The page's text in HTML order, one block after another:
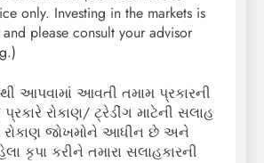
only. Investing in the markets is
please consult your advisor
આપવામાં આવતી તમામ પ્રકારની
પ્રકારે રોકાણ/ ટ્રેડીંગ માટેની સલાહ
રોકાણ જોખમોને આધીન છે અને
કૃપા કરીને તમારા સલાહકારની